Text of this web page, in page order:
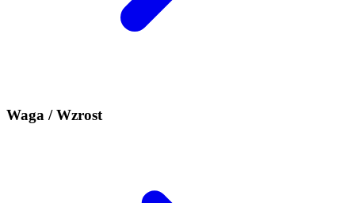
Waga / Wzrost